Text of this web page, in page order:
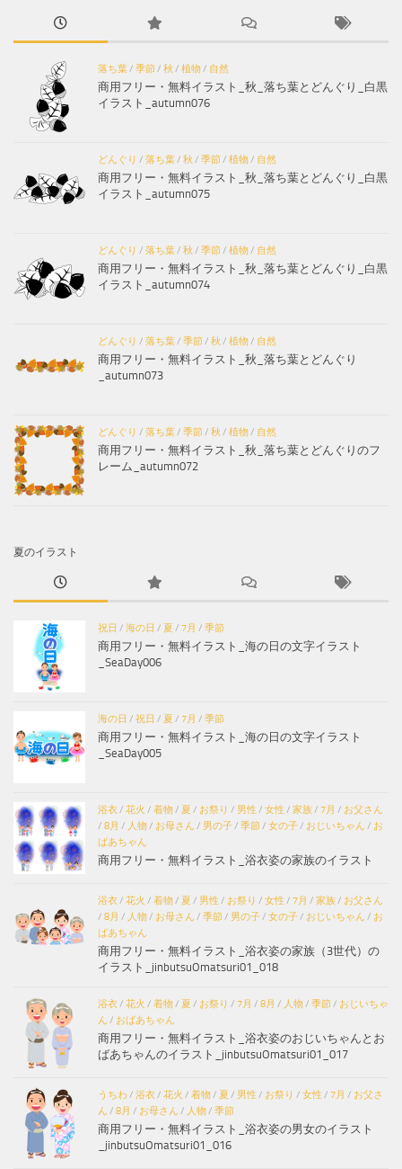
落ち葉 / 季節 / 秋 / 植物 / 自然
商用フリー・無料イラスト_秋_落ち葉とどんぐり_白黒
イラスト_autumn076
どんぐり / 落ち葉 / 秋 / 季節 / 植物 / 自然
商用フリー・無料イラスト_秋_落ち葉とどんぐり_白黒
イラスト_autumn075
どんぐり / 落ち葉 / 秋 / 季節 / 植物 / 自然
商用フリー・無料イラスト_秋_落ち葉とどんぐり_白黒
イラスト_autumn074
どんぐり / 落ち葉 / 季節 / 秋 / 植物 / 自然
商用フリー・無料イラスト_秋_落ち葉とどんぐり
_autumn073
どんぐり / 落ち葉 / 季節 / 秋 / 植物 / 自然
商用フリー・無料イラスト_秋_落ち葉とどんぐりのフ
レーム_autumn072
夏のイラスト
祝日 / 海の日 / 夏 / 7月 / 季節
商用フリー・無料イラスト_海の日の文字イラスト
_SeaDay006
海の日 / 祝日 / 夏 / 7月 / 季節
商用フリー・無料イラスト_海の日の文字イラスト
_SeaDay005
浴衣 / 花火 / 着物 / 夏 / お祭り / 男性 / 女性 / 家族 / 7月 / お父さん
/ 8月 / 人物 / お母さん / 男の子 / 季節 / 女の子 / おじいちゃん / お
ばあちゃん
商用フリー・無料イラスト_浴衣姿の家族のイラスト
浴衣 / 花火 / 着物 / 夏 / 男性 / お祭り / 女性 / 7月 / 家族 / お父さん
/ 8月 / 人物 / お母さん / 季節 / 男の子 / 女の子 / おじいちゃん / お
ばあちゃん
商用フリー・無料イラスト_浴衣姿の家族（3世代）の
イラスト_jinbutsuOmatsuri01_018
浴衣 / 花火 / 着物 / 夏 / お祭り / 7月 / 8月 / 人物 / 季節 / おじいちゃ
ん / おばあちゃん
商用フリー・無料イラスト_浴衣姿のおじいちゃんとお
ばあちゃんのイラスト_jinbutsuOmatsuri01_017
うちわ / 浴衣 / 花火 / 着物 / 夏 / 男性 / お祭り / 女性 / 7月 / お父さ
ん / 8月 / お母さん / 人物 / 季節
商用フリー・無料イラスト_浴衣姿の男女のイラスト
_jinbutsuOmatsuri01_016